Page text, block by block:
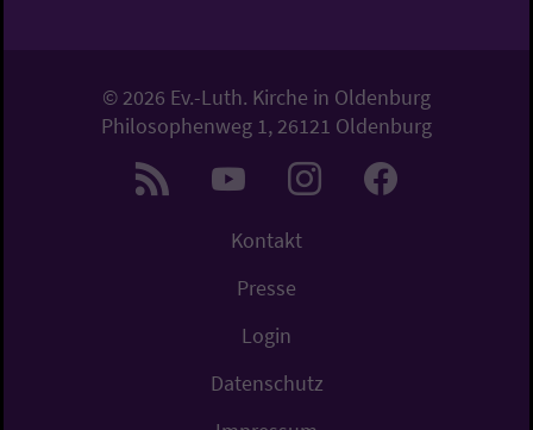
© 2026 Ev.-Luth. Kirche in Oldenburg
Philosophenweg 1, 26121 Oldenburg
Kontakt
Presse
Login
Datenschutz